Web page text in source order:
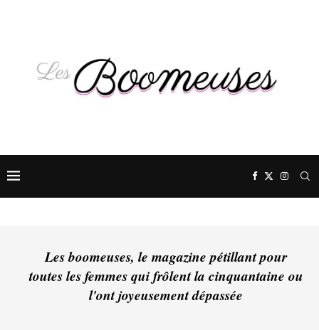
Les boomeuses, le magazine pétillant pour
toutes les femmes qui frôlent la cinquantaine ou
l'ont joyeusement dépassée